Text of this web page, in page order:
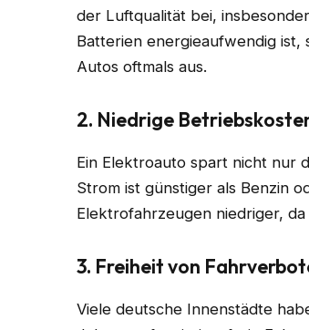
der Luftqualität bei,
Batterien energieaufwendig ist,
Autos oftmals aus.
2. Niedrige
Ein Elektroauto spart nicht nur
Strom ist günstiger als Benzin
Elektrofahrzeugen niedriger,
3. Freiheit von
Viele deutsche Innenstädte